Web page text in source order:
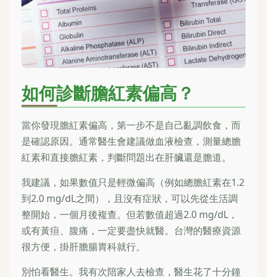
如何診斷膽紅素偏高？
當你發現膽紅素偏高，第一步不是自己亂調飲食，而
是確認原因。通常醫生會建議做血液檢查，測量總膽
紅素和直接膽紅素，判斷問題出在肝臟還是膽道。
我建議，如果數值只是輕微偏高（例如總膽紅素在1.2
到2.0 mg/dL之間），且沒有症狀，可以先從生活調
整開始，一個月後複查。但若數值超過2.0 mg/dL，
或有黃疸、腹痛，一定要盡快就醫。台灣的醫療資源
很方便，掛肝膽腸胃科就行。
別怕看醫生。我有次陪家人去檢查，醫生花了十分鐘